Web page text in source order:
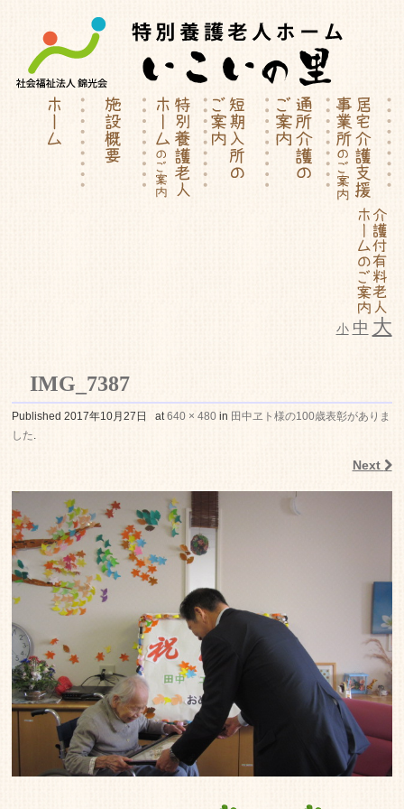
小 中 大
特別養護老人ホーム | 介護付有料
老人ホーム いこいの里
IMG_7387
Published2017年10月27日 at640 × 480 in 田中ヱト様の100歳表彰がありま
した.
Next